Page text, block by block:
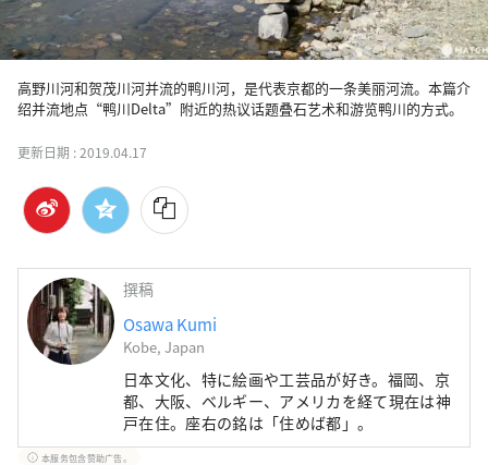
高野川河和贺茂川河并流的鸭川河，是代表京都的一条美丽河流。本篇介
绍并流地点“鸭川Delta”附近的热议话题叠石艺术和游览鸭川的方式。
更新日期 :2019.04.17
撰稿
Osawa Kumi
Kobe, Japan
日本文化、特に絵画や工芸品が好き。福岡、京
都、大阪、ベルギー、アメリカを経て現在は神
戸在住。座右の銘は「住めば都」。
本服务包含赞助广告。